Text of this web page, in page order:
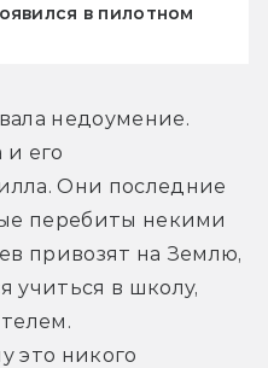
в пилотном
недоумение.
его
Они последние
перебиты некими
привозят на Землю,
учиться в школу,
это никого